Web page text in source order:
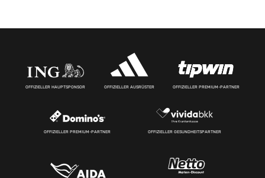
OFFIZIELLER HAUPTSPONSOR OFFIZIELLER AUSRÜSTER OFFIZIELLER PREMIUM-PARTNER
OFFIZIELLER PREMIUM-PARTNER OFFIZIELLER GESUNDHEITSPARTNER